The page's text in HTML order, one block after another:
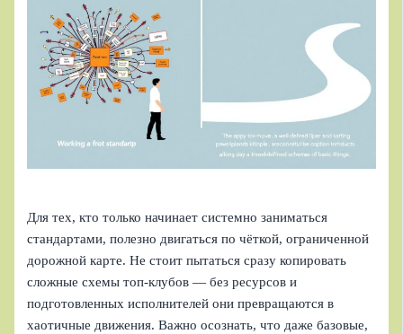
Для тех, кто только начинает системно заниматься
стандартами, полезно двигаться по чёткой, ограниченной
дорожной карте. Не стоит пытаться сразу копировать
сложные схемы топ‑клубов — без ресурсов и
подготовленных исполнителей они превращаются в
хаотичные движения. Важно осознать, что даже базовые,